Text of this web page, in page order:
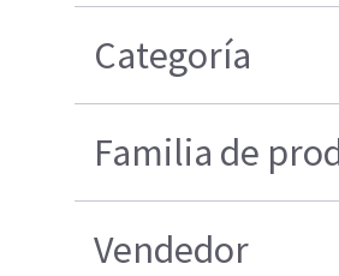
Categoría
Familia de
Vendedor